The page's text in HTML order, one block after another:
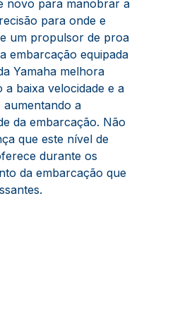
novo para manobrar a
para onde e
um propulsor de proa
embarcação equipada
Yamaha melhora
a baixa velocidade e a
aumentando a
da embarcação. Não
que este nível de
durante os
da embarcação que